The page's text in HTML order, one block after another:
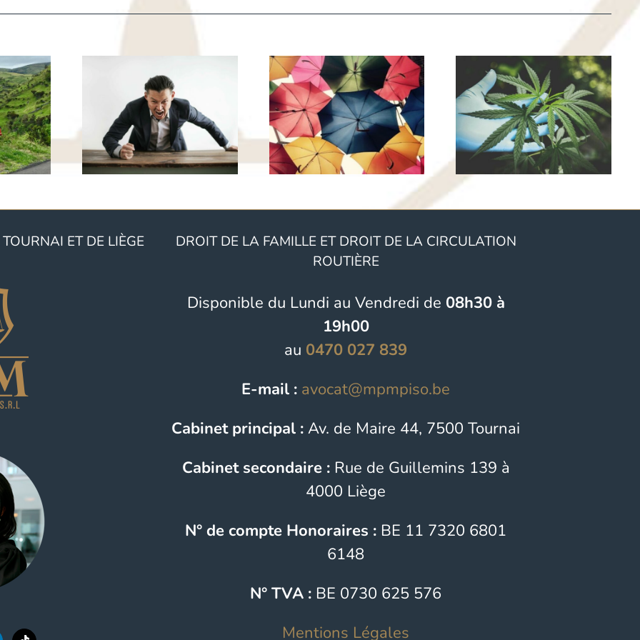
excès
?
Les règles
concernant les
assurances
automobile en
Belgique :
Comment être
en cas
d’accident
conséquences
juridiques de
la conduite
sous
l’influence de
drogues ou
d’alcool en
Belgique
ET DE LIÈGE
DROIT DE LA FAMILLE ET DROIT DE LA CIRCULATION
ROUTIÈRE
Disponible du Lundi au Vendredi de 08h30 à
19h00
au 0470 027 839
E-mail : avocat@mpmpiso.be
Cabinet principal : Av. de Maire 44, 7500 Tournai
Cabinet secondaire :Rue de Guillemins 139 à
4000 Liège
N° de compte Honoraires : BE 11 7320 6801
6148
N° TVA : BE 0730 625 576
Mentions Légales